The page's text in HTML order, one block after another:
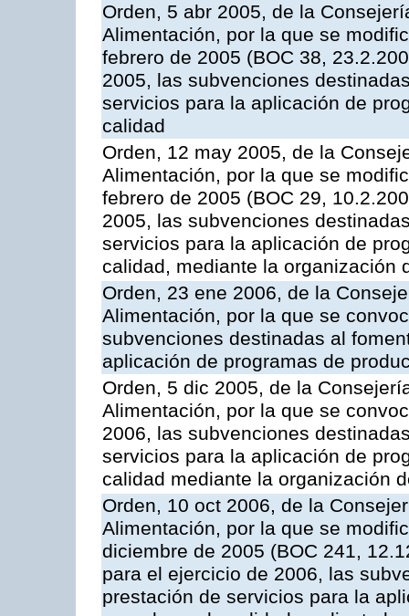
Orden, 5 abr 2005, de la
Alimentación, por la que se
febrero de 2005 (BOC 38,
2005, las subvenciones
servicios para la aplicación de
calidad
Orden, 12 may 2005, de la
Alimentación, por la que se
febrero de 2005 (BOC 29,
2005, las subvenciones
servicios para la aplicación de
calidad, mediante la organización
Orden, 23 ene 2006, de la
Alimentación, por la que se
subvenciones destinadas al
aplicación de programas de
Orden, 5 dic 2005, de la
Alimentación, por la que se
2006, las subvenciones
servicios para la aplicación de
calidad mediante la organización
Orden, 10 oct 2006, de la
Alimentación, por la que se
diciembre de 2005 (BOC 241,
para el ejercicio de 2006, las
prestación de servicios para la